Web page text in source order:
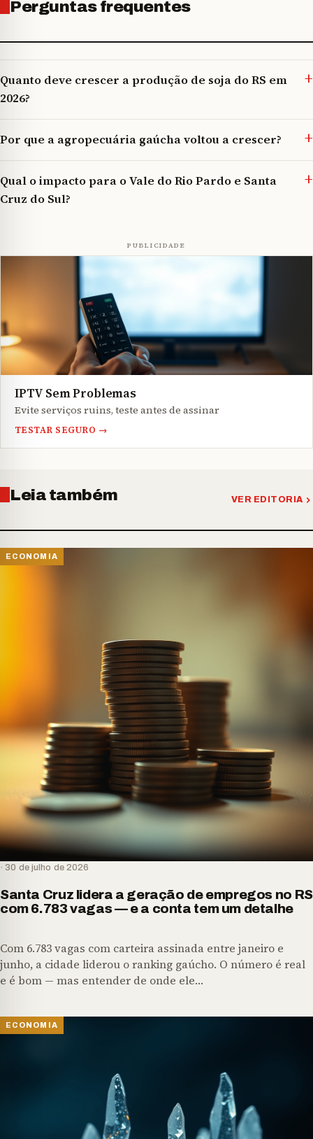
Perguntas frequentes
Quanto deve crescer a produção de soja do RS em
2026?
Por que a agropecuária gaúcha voltou a crescer?
Qual o impacto para o Vale do Rio Pardo e Santa
Cruz do Sul?
PUBLICIDADE
IPTV Sem Problemas
Evite serviços ruins, teste antes de assinar
TESTAR SEGURO →
Leia também VER EDITORIA
ECONOMIA
· 30 de julho de 2026
Santa Cruz lidera a geração de empregos no RS
com 6.783 vagas — e a conta tem um detalhe
Com 6.783 vagas com carteira assinada entre janeiro e
junho, a cidade liderou o ranking gaúcho. O número é real
e é bom — mas entender de onde ele…
ECONOMIA